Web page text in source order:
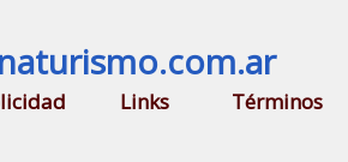
Links Términos